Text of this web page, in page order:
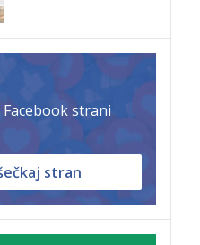
strani
stran